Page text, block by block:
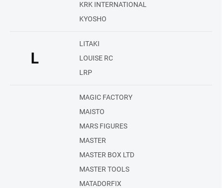
KRK INTERNATIONAL
KYOSHO
L
LITAKI
LOUISE RC
LRP
MAGIC FACTORY
MAISTO
MARS FIGURES
MASTER
MASTER BOX LTD
MASTER TOOLS
MATADORFIX